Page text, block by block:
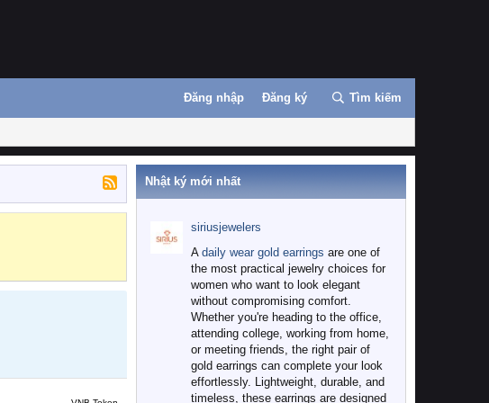
Đăng nhập Đăng ký Tìm kiếm
Nhật ký mới nhất
siriusjewelers
A daily wear gold earrings are one of
the most practical jewelry choices for
women who want to look elegant
without compromising comfort.
Whether you're heading to the office,
attending college, working from home,
or meeting friends, the right pair of
gold earrings can complete your look
effortlessly. Lightweight, durable, and
timeless, these earrings are designed